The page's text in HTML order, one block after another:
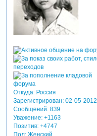
Откуда:Россия
Зарегистрирован: 02-05-2012
Сообщений:839
Уважение: +1163
Позитив: +4747
Пол:Женский